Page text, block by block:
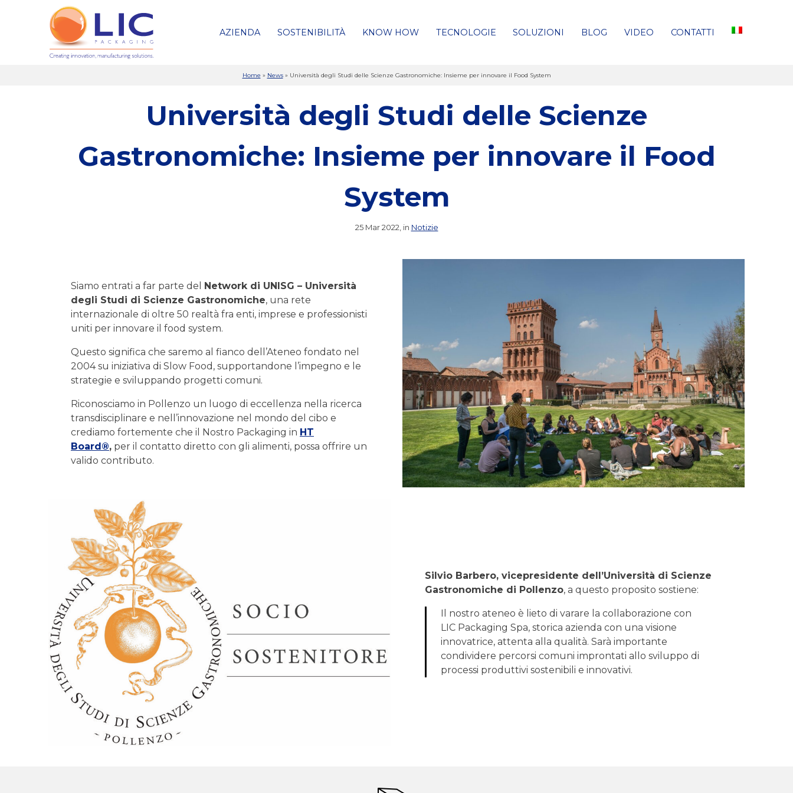
AZIENDA SOSTENIBILITÀ KNOW HOW TECNOLOGIE SOLUZIONI BLOG VIDEO CONTATTI
Home » News» Università degli Studi delle Scienze Gastronomiche: Insieme per innovare il Food System
Università degli Studi delle Scienze
Gastronomiche: Insieme per innovare il Food
System
25 Mar 2022, in Notizie
Siamo entrati a far parte del Network di UNISG – Università
degli Studi di Scienze Gastronomiche, una rete
internazionale di oltre 50 realtà fra enti, imprese e professionisti
uniti per innovare il food system.
Questo significa che saremo al fianco dell’Ateneo fondato nel
2004 su iniziativa di Slow Food, supportandone l’impegno e le
strategie e sviluppando progetti comuni.
Riconosciamo in Pollenzo un luogo di eccellenza nella ricerca
transdisciplinare e nell’innovazione nel mondo del cibo e
crediamo fortemente che il Nostro Packaging in HT
Board®, per il contatto diretto con gli alimenti, possa offrire un
valido contributo.
Silvio Barbero, vicepresidente dell’Università di Scienze
Gastronomiche di Pollenzo, a questo proposito sostiene:
Il nostro ateneo è lieto di varare la collaborazione con
LIC Packaging Spa, storica azienda con una visione
innovatrice, attenta alla qualità. Sarà importante
condividere percorsi comuni improntati allo sviluppo di
processi produttivi sostenibili e innovativi.